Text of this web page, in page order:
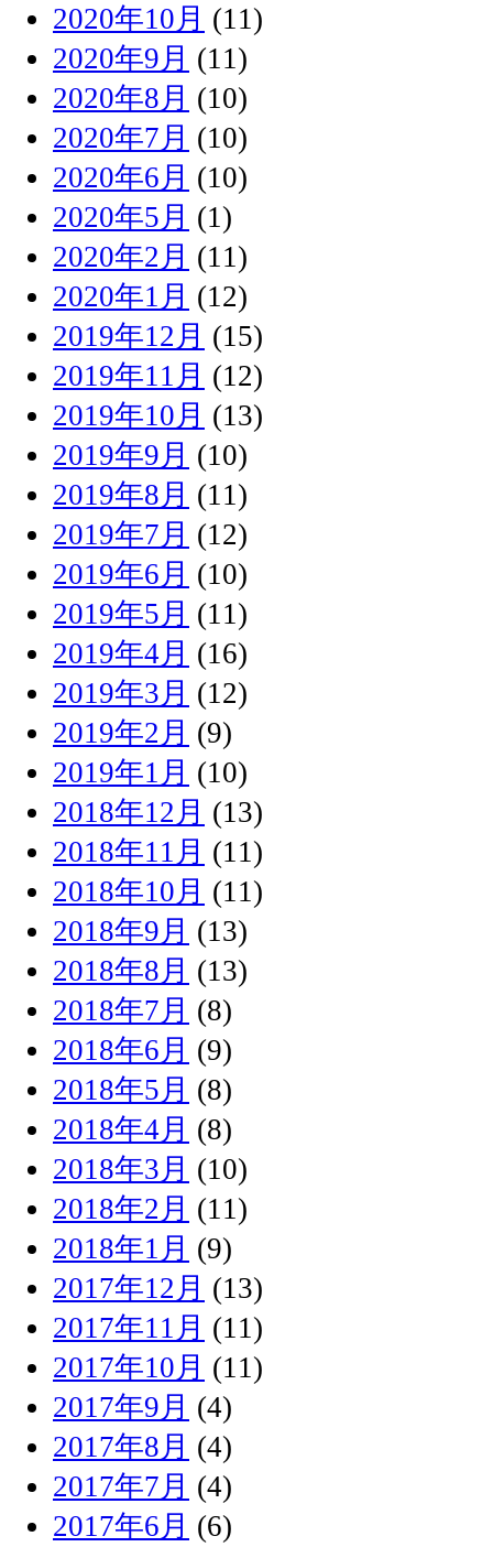
2020年10月 (11)
2020年9月 (11)
2020年8月 (10)
2020年7月 (10)
2020年6月 (10)
2020年5月 (1)
2020年2月 (11)
2020年1月 (12)
2019年12月 (15)
2019年11月 (12)
2019年10月 (13)
2019年9月 (10)
2019年8月 (11)
2019年7月 (12)
2019年6月 (10)
2019年5月 (11)
2019年4月 (16)
2019年3月 (12)
2019年2月 (9)
2019年1月 (10)
2018年12月 (13)
2018年11月 (11)
2018年10月 (11)
2018年9月 (13)
2018年8月 (13)
2018年7月 (8)
2018年6月 (9)
2018年5月 (8)
2018年4月 (8)
2018年3月 (10)
2018年2月 (11)
2018年1月 (9)
2017年12月 (13)
2017年11月 (11)
2017年10月 (11)
2017年9月 (4)
2017年8月 (4)
2017年7月 (4)
2017年6月 (6)